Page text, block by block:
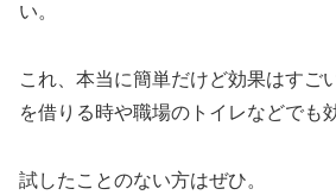
い。
これ、本当に簡単だけど効果はすご
を借りる時や職場のトイレなどでも
試したことのない方はぜひ。